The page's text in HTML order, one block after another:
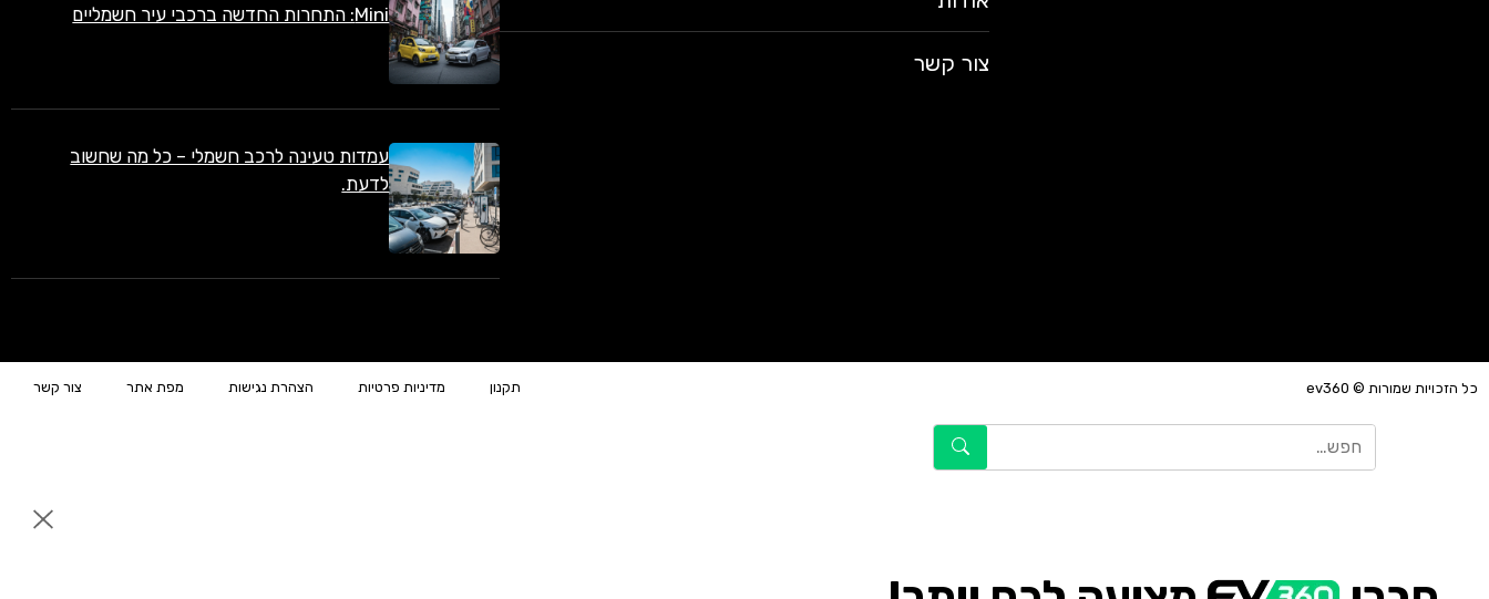
צור קשר
Mini: התחרות החדשה ברכבי עיר חשמליים
עמדות טעינה לרכב חשמלי – כל מה שחשוב
לדעת.
כל הזכויות שמורות © ev360 תקנון מדיניות פרטיות הצהרת נגישות מפת אתר צור קשר